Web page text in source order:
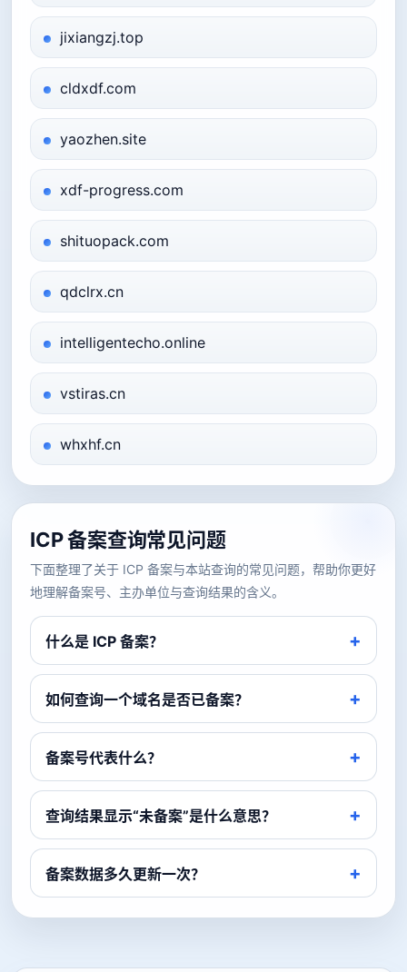
jixiangzj.top
cldxdf.com
yaozhen.site
xdf-progress.com
shituopack.com
qdclrx.cn
intelligentecho.online
vstiras.cn
whxhf.cn
ICP 备案查询常见问题
下面整理了关于 ICP 备案与本站查询的常见问题，帮助你更好
地理解备案号、主办单位与查询结果的含义。
什么是 ICP 备案？
如何查询一个域名是否已备案？
备案号代表什么？
查询结果显示“未备案”是什么意思？
备案数据多久更新一次？